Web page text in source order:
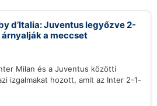
d’Italia: Juventus legyőzve 2-
árnyalják a meccset
Milan és a Juventus közötti
izgalmakat hozott, amit az Inter 2-1-